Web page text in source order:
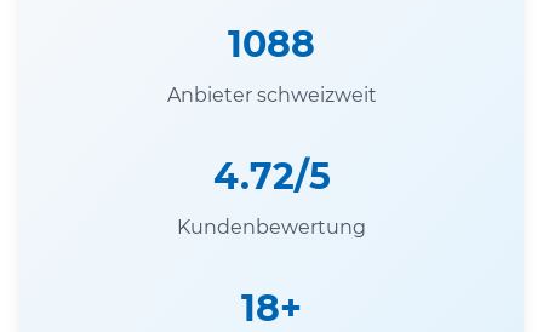
1088
Anbieter schweizweit
4.72/5
Kundenbewertung
18+